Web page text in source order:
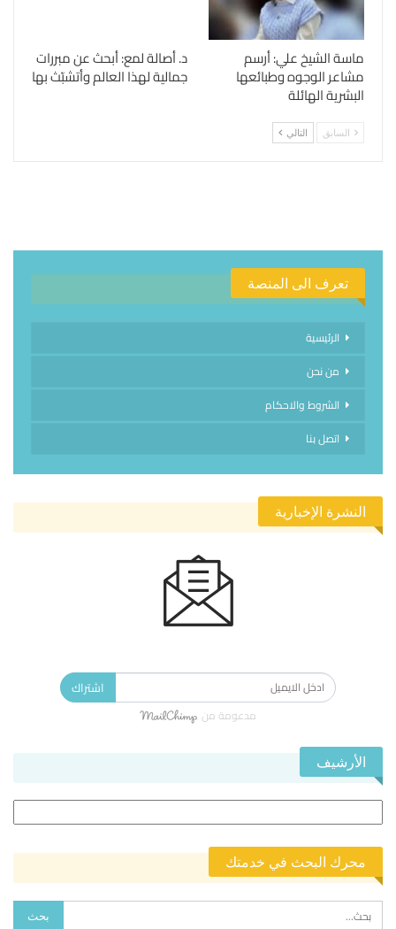
ماسة الشيخ علي: أرسم
مشاعر الوجوه وطبائعها
البشرية الهائلة
د. أصالة لمع: أبحث عن مبررات
جمالية لهذا العالم وأتشبّث بها
السابق التالي
تعرف الى المنصة
الرئيسية
من نحن
الشروط والاحكام
اتصل بنا
النشرة الإخبارية
اشتراك
مدعومة من
الأرشيف
محرك البحث في خدمتك